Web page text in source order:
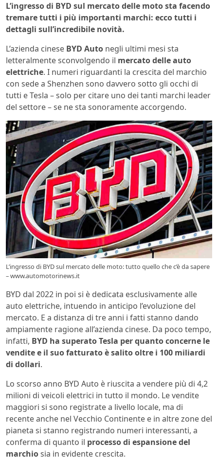
L’ingresso di BYD sul mercato delle moto sta facendo
tremare tutti i più importanti marchi: ecco tutti i
dettagli sull’incredibile novità.
L’azienda cinese BYD Auto negli ultimi mesi sta
letteralmente sconvolgendo il mercato delle auto
elettriche. I numeri riguardanti la crescita del marchio
con sede a Shenzhen sono davvero sotto gli occhi di
tutti e Tesla – solo per citare uno dei tanti marchi leader
del settore – se ne sta sonoramente accorgendo.
L’ingresso di BYD sul mercato delle moto: tutto quello che c’è da sapere
– www.automotorinews.it
BYD dal 2022 in poi si è dedicata esclusivamente alle
auto elettriche, intuendo in anticipo l’evoluzione del
mercato. E a distanza di tre anni i fatti stanno dando
ampiamente ragione all’azienda cinese. Da poco tempo,
infatti, BYD ha superato Tesla per quanto concerne le
vendite e il suo fatturato è salito oltre i 100 miliardi
di dollari.
Lo scorso anno BYD Auto è riuscita a vendere più di 4,2
milioni di veicoli elettrici in tutto il mondo. Le vendite
maggiori si sono registrate a livello locale, ma di
recente anche nel Vecchio Continente e in altre zone del
pianeta si stanno registrando numeri interessanti, a
conferma di quanto il processo di espansione del
marchiosia in evidente crescita.